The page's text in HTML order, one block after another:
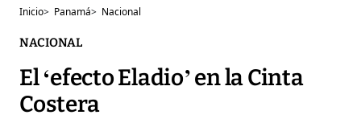
Inicio> Panamá> Nacional
NACIONAL
El ‘efecto Eladio’ en la Cinta
Costera